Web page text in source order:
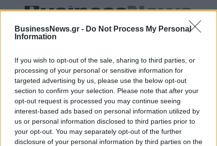
BusinessNews.gr - Do Not Process My Personal
Information
If you wish to opt-out of the sale, sharing to third parties, or
processing of your personal or sensitive information for
targeted advertising by us, please use the below opt-out
section to confirm your selection. Please note that after your
opt-out request is processed you may continue seeing
interest-based ads based on personal information utilized by
us or personal information disclosed to third parties prior to
your opt-out. You may separately opt-out of the further
disclosure of your personal information by third parties on the
Media: Με ενίσχυση 8 εκατ. ευρώ σε 451 επιχειρήσεις ξεκίνησε το
πρόγραμμα στήριξης- Κάλυψη εισφορών ΕΔΟΕΑΠ
Η Toyota φέρνει νέα γενιά
μπαταριών για τα υβριδικά της
Σε κινεζική… πολιορκία η
ευρωπαϊκή
αυτοκινητοβιομηχανία
Νέο Audi A2 e-tron με στόχο την κορυφή της αποδοτικότητας